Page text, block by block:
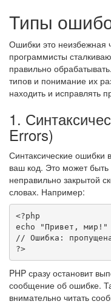
Типы
Ошибки это неизбежная
программисты
правильно
типов и понимание их
находить и исправлять
1.
Errors)
Синтаксические ошибки
ваш код. Это может быть
неправильно закрытой
словах. Например:
<?php
echo
"Привет, мир!"
// Ошибка:
?>
PHP сразу остановит
сообщение об ошибке.
внимательно читать